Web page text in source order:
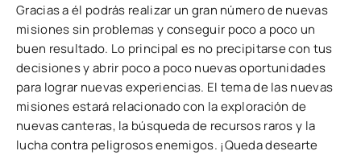
Gracias a él podrás realizar un gran número de nuevas
misiones sin problemas y conseguir poco a poco un
buen resultado. Lo principal es no precipitarse con tus
decisiones y abrir poco a poco nuevas oportunidades
para lograr nuevas experiencias. El tema de las nuevas
misiones estará relacionado con la exploración de
nuevas canteras, la búsqueda de recursos raros y la
lucha contra peligrosos enemigos. ¡Queda desearte